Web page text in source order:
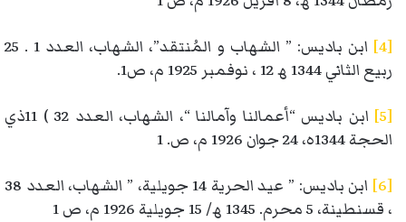
[4]
ابن بادیس: ” الشھاب و المُنتقد”، الشھاب، العدد 1 . 25
ربیع الثاني 1344 ھ 12 ، نوفمبر 1925 م، ص1.
[5]
ابن بادیس “أعمالنا وآمالنا “، الشھاب، العدد 32 ) 11ذي
الحجة 1344ه، 24 جوان 1926 م، ص. 1
[6]
ابن بادیس: ” عید الحریة 14 جویلیة، ” الشھاب، العدد 38
، قسنطینة، 5 محرم. 1345 ھ/ 15 جویلیة 1926 م، ص 1